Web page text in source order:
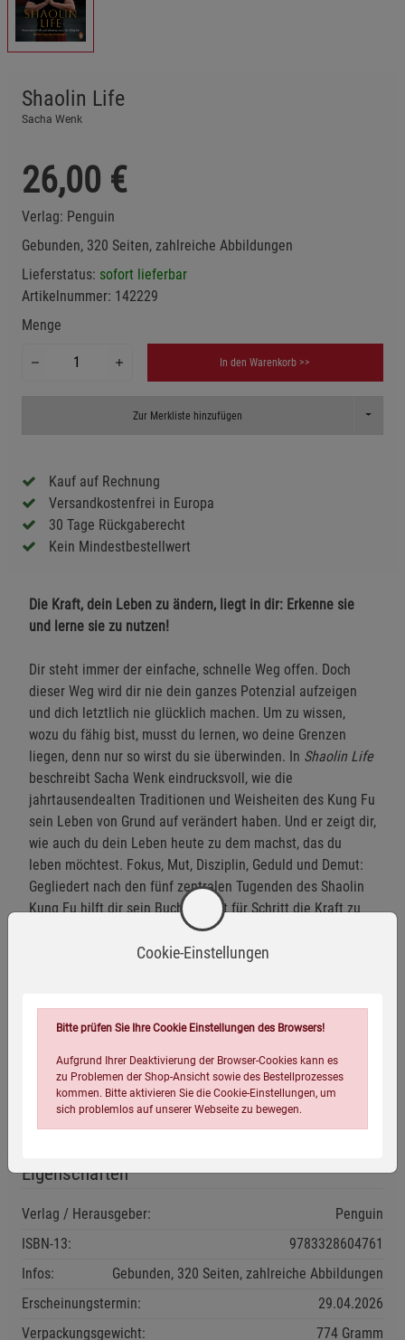
Shaolin Life
Sacha Wenk
26,00 €
Verlag: Penguin
Gebunden, 320 Seiten, zahlreiche Abbildungen
Lieferstatus: sofort lieferbar
Artikelnummer: 142229
Menge
In den Warenkorb >>
Zur Merkliste hinzufügen Toggle
Kauf auf Rechnung
Versandkostenfrei in Europa
30 Tage Rückgaberecht
Kein Mindestbestellwert
Die Kraft, dein Leben zu ändern, liegt in dir: Erkenne sie
und lerne sie zu nutzen!
Dir steht immer der einfache, schnelle Weg offen. Doch
dieser Weg wird dir nie dein ganzes Potenzial aufzeigen
und dich letztlich nie glücklich machen. Um zu wissen,
wozu du fähig bist, musst du lernen, wo deine Grenzen
liegen, denn nur so wirst du sie überwinden. In Shaolin Life
beschreibt Sacha Wenk eindrucksvoll, wie die
jahrtausendealten Traditionen und Weisheiten des Kung Fu
sein Leben von Grund auf verändert haben. Und er zeigt dir,
wie auch du dein Leben heute zu dem machst, das du
leben möchtest. Fokus, Mut, Disziplin, Geduld und Demut:
Gegliedert nach den fünf zentralen Tugenden des Shaolin
Kung Fu hilft dir sein Buch, Schritt für Schritt die Kraft zu
erwecken, die bereits tief in dir steckt, um so jedes Ziel zu
erreichen – egal, was du dir vornimmst.
Herstellerinformationen
Eigenschaften
Verlag / Herausgeber:
Penguin
ISBN-13:
9783328604761
Infos:
Gebunden, 320 Seiten, zahlreiche Abbildungen
Erscheinungstermin:
29.04.2026
Verpackungsgewicht:
774 Gramm
Cookie-Einstellungen
Bitte prüfen Sie Ihre Cookie Einstellungen des Browsers!
Aufgrund Ihrer Deaktivierung der Browser-Cookies kann es
zu Problemen der Shop-Ansicht sowie des Bestellprozesses
kommen. Bitte aktivieren Sie die Cookie-Einstellungen, um
sich problemlos auf unserer Webseite zu bewegen.
Einstellungen speichern für die GruppeEinstellungen speichern für die Gruppe